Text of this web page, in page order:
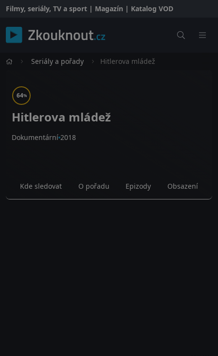
Filmy, seriály, TV a sport | Magazín | Katalog VOD
Seriály a pořady Hitlerova mládež
64%
Hitlerova mládež
Dokumentární 2018
Kde sledovat O pořadu Epizody Obsazení